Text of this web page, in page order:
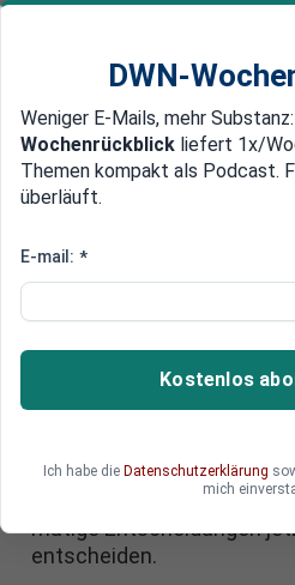
Newsticker MEIN DWN:
Edelmetalle DWN-
Führen im
entschlossener
Geopolitik, Digitalisierung,
Unternehmen stehen
Führungskräfte aus
erklären, warum
mutige Entscheidungen
entscheiden.
DWN-
Weniger E-Mails, mehr
Wochenrückblick liefert 1x/
Themen kompakt als Podcast.
überläuft.
E-mail: *
Kostenlos
Ich habe die Datenschutzerklärung
mich